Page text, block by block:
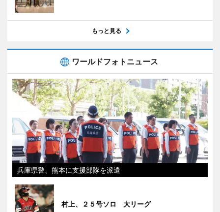
もっと見る
ワールドフォトニュース
兵庫県警、熊本に支援部隊を派遣
村上、２５号ソロ 大リーグ